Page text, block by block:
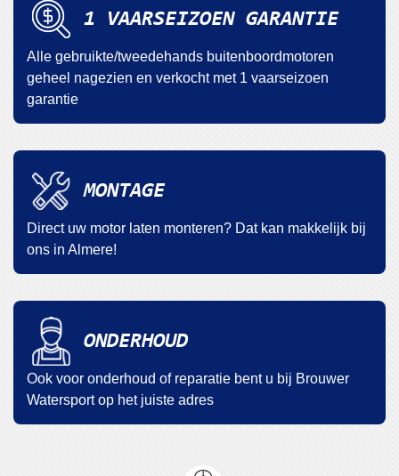
1 VAARSEIZOEN GARANTIE
Alle gebruikte/tweedehands buitenboordmotoren
geheel nagezien en verkocht met 1 vaarseizoen
garantie
MONTAGE
Direct uw motor laten monteren? Dat kan makkelijk bij
ons in Almere!
ONDERHOUD
Ook voor onderhoud of reparatie bent u bij Brouwer
Watersport op het juiste adres